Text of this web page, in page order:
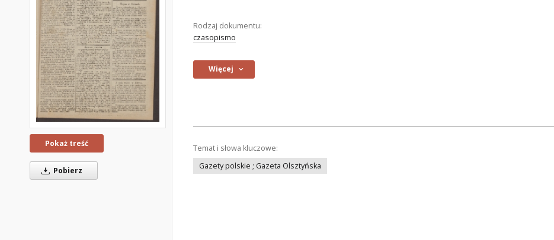
Pokaż treść
Pobierz
Rodzaj dokumentu:
czasopismo
Więcej
Temat i słowa kluczowe:
Gazety polskie ; Gazeta Olsztyńska